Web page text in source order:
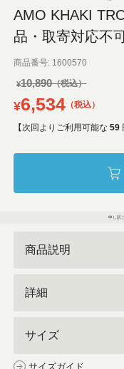
AMO KHAKI
品・取寄対応不
商品番号 1600570
¥10,890
¥6,534 税込
【次回よりご利用可能な 59
申し訳
商品説明
詳細
サイズ
サイズガイド